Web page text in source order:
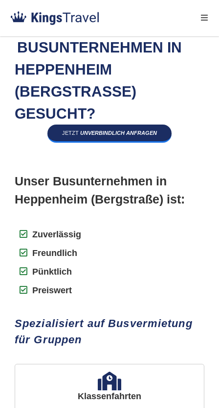
BUSUNTERNEHMEN IN
HEPPENHEIM
(BERGSTRASSE) G
ESUCHT?
JETZT UNVERBINDLICH ANFRAGEN
Unser Busunternehmen in
Heppenheim (Bergstraße) ist:
Zuverlässig
Freundlich
Pünktlich
Preiswert
Spezialisiert auf Busvermietung
für Gruppen
Klassenfahrten